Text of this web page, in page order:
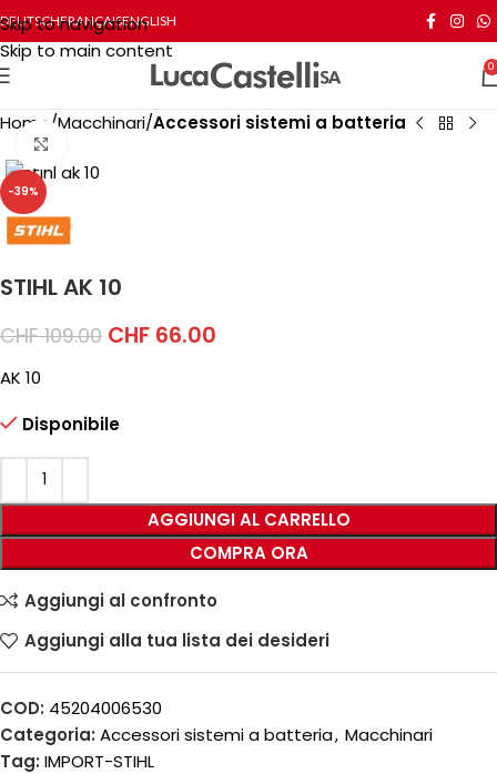
Skip to navigation
Skip to main content
DEUTSCHFRANÇAISENGLISH
0
Home Macchinari Accessori sistemi a batteria
-39%
STIHL AK 10
CHF109.00 CHF 66.00
AK 10
Disponibile
AGGIUNGI AL CARRELLO
COMPRA ORA
Aggiungi al confronto
Aggiungi alla tua lista dei desideri
COD: 45204006530
Categoria: Accessori sistemi a batteria, Macchinari
Tag: IMPORT-STIHL